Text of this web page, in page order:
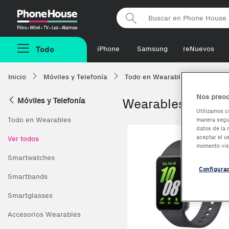
Phonehouse
Todo iPhone Samsung reNuevos
Inicio Móviles y Telefonía Todo en Wearables
Móviles y Telefonía
Todo en Wearables
Ver todos
Smartwatches
Smartbands
Smartglasses
Accesorios Wearables
Wearables con
Nos
Utilizamos
manera
datos de la
aceptar el
momento